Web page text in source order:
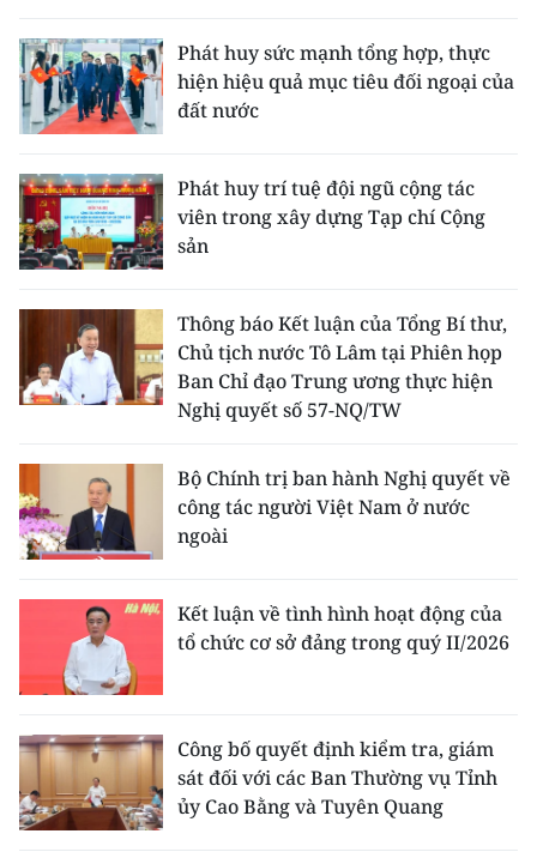
Phát huy sức mạnh tổng hợp, thực
hiện hiệu quả mục tiêu đối ngoại của
đất nước
Phát huy trí tuệ đội ngũ cộng tác
viên trong xây dựng Tạp chí Cộng
sản
Thông báo Kết luận của Tổng Bí thư,
Chủ tịch nước Tô Lâm tại Phiên họp
Ban Chỉ đạo Trung ương thực hiện
Nghị quyết số 57-NQ/TW
Bộ Chính trị ban hành Nghị quyết về
công tác người Việt Nam ở nước
ngoài
Kết luận về tình hình hoạt động của
tổ chức cơ sở đảng trong quý II/2026
Công bố quyết định kiểm tra, giám
sát đối với các Ban Thường vụ Tỉnh
ủy Cao Bằng và Tuyên Quang